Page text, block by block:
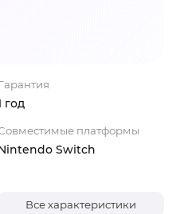
год
платформы
Switch
Все характеристики